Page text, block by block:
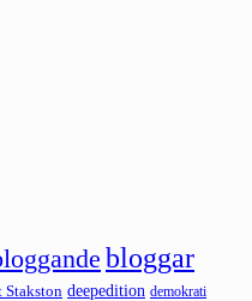
bloggar
Stakston deepedition demokrati